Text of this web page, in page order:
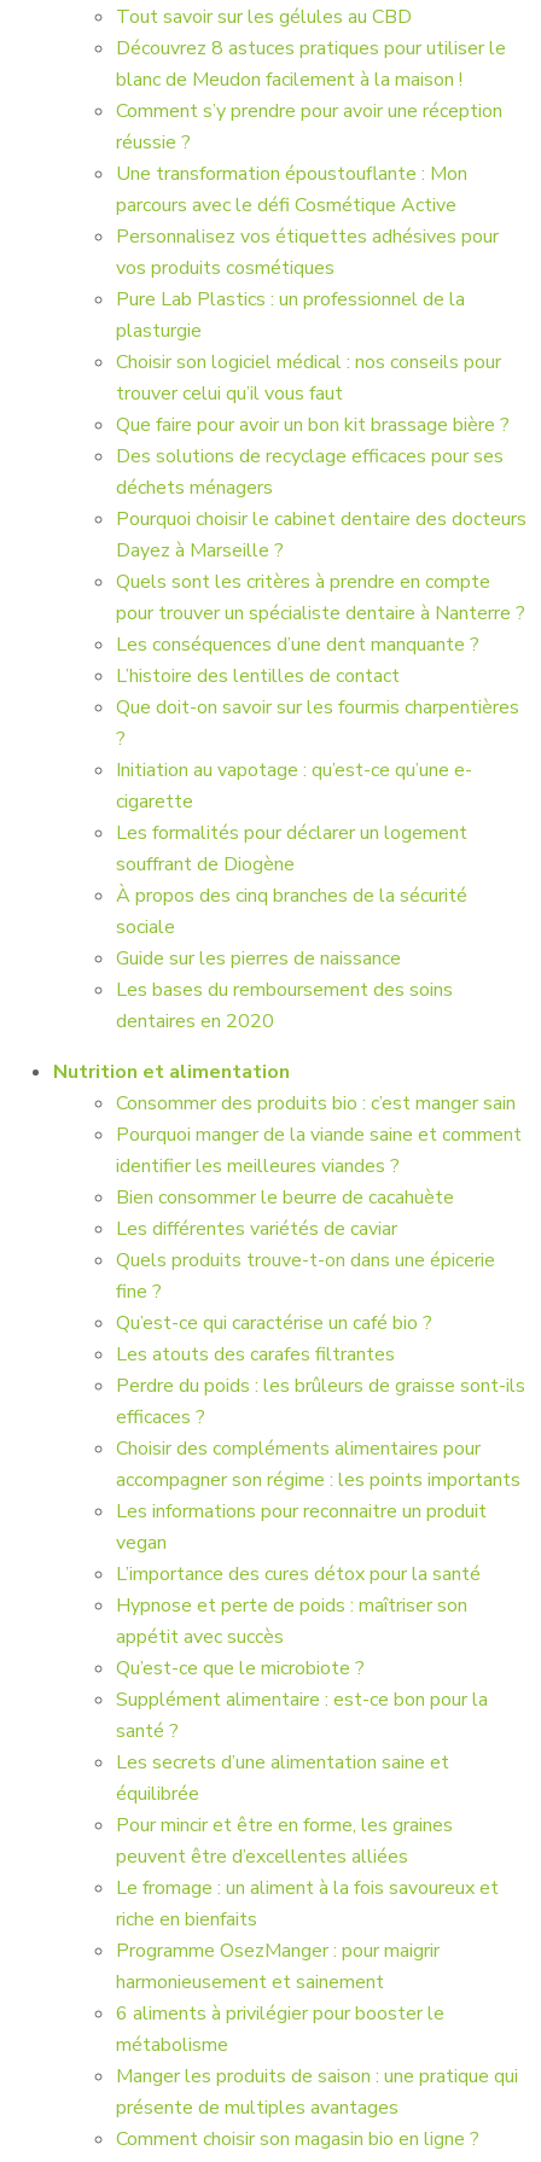
Tout savoir sur les gélules au CBD
Découvrez 8 astuces pratiques pour utiliser le
blanc de Meudon facilement à la maison !
Comment s’y prendre pour avoir une réception
réussie ?
Une transformation époustouflante : Mon
parcours avec le défi Cosmétique Active
Personnalisez vos étiquettes adhésives pour
vos produits cosmétiques
Pure Lab Plastics : un professionnel de la
plasturgie
Choisir son logiciel médical : nos conseils pour
trouver celui qu’il vous faut
Que faire pour avoir un bon kit brassage bière ?
Des solutions de recyclage efficaces pour ses
déchets ménagers
Pourquoi choisir le cabinet dentaire des docteurs
Dayez à Marseille ?
Quels sont les critères à prendre en compte
pour trouver un spécialiste dentaire à Nanterre ?
Les conséquences d’une dent manquante ?
L’histoire des lentilles de contact
Que doit-on savoir sur les fourmis charpentières
?
Initiation au vapotage : qu’est-ce qu’une e-
cigarette
Les formalités pour déclarer un logement
souffrant de Diogène
À propos des cinq branches de la sécurité
sociale
Guide sur les pierres de naissance
Les bases du remboursement des soins
dentaires en 2020
Nutrition et alimentation
Consommer des produits bio : c’est manger sain
Pourquoi manger de la viande saine et comment
identifier les meilleures viandes ?
Bien consommer le beurre de cacahuète
Les différentes variétés de caviar
Quels produits trouve-t-on dans une épicerie
fine ?
Qu’est-ce qui caractérise un café bio ?
Les atouts des carafes filtrantes
Perdre du poids : les brûleurs de graisse sont-ils
efficaces ?
Choisir des compléments alimentaires pour
accompagner son régime : les points importants
Les informations pour reconnaitre un produit
vegan
L’importance des cures détox pour la santé
Hypnose et perte de poids : maîtriser son
appétit avec succès
Qu’est-ce que le microbiote ?
Supplément alimentaire : est-ce bon pour la
santé ?
Les secrets d’une alimentation saine et
équilibrée
Pour mincir et être en forme, les graines
peuvent être d’excellentes alliées
Le fromage : un aliment à la fois savoureux et
riche en bienfaits
Programme OsezManger : pour maigrir
harmonieusement et sainement
6 aliments à privilégier pour booster le
métabolisme
Manger les produits de saison : une pratique qui
présente de multiples avantages
Comment choisir son magasin bio en ligne ?